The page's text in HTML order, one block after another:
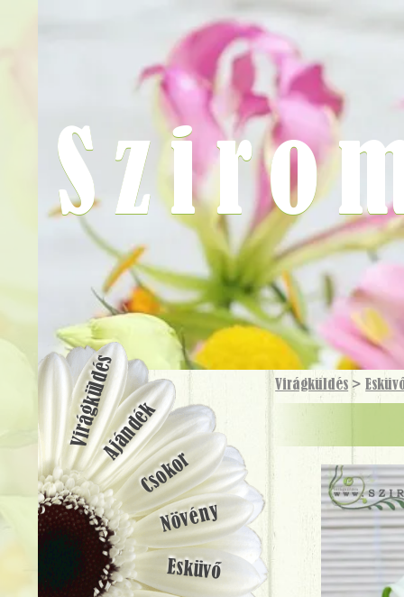
Virágküldés >
VirágküldésAjándék
Csokor
Növény
Esküvő